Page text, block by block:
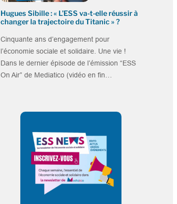
Hugues Sibille : « L’ESS va-t-elle réussir à
changer la trajectoire du Titanic » ?
Cinquante ans d’engagement pour
l’économie sociale et solidaire. Une vie !
Dans le dernier épisode de l’émission “ESS
On Air” de Mediatico (vidéo en fin…